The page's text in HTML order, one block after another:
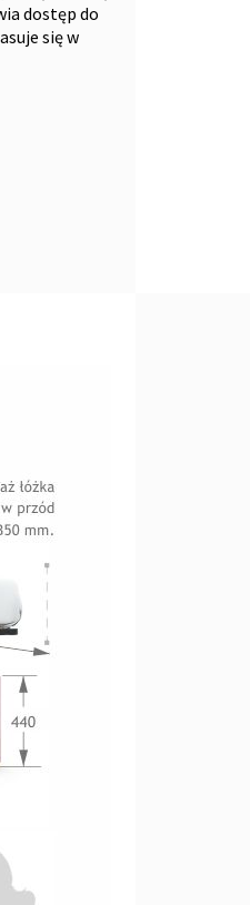
dostęp do
się w